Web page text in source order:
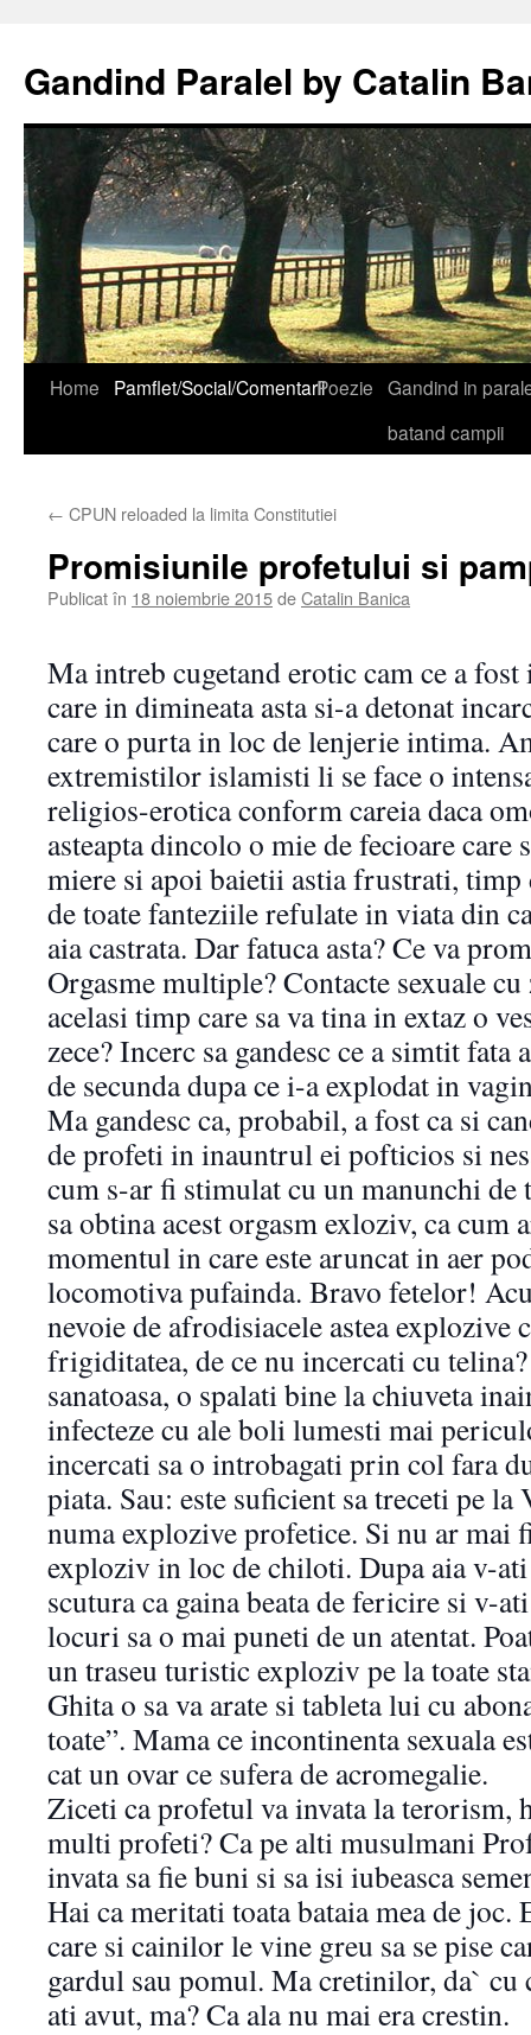
Gandind Paralel by Catalin
Sari
Home Pamflet/Social/ComentariiPoezie Gandind in
batand campii
← CPUN reloaded la limita Constitutiei
Promisiunile profetului si
Publicat în 18 noiembrie 2015deCatalin Banica
Ma intreb cugetand erotic cam ce a
care in dimineata asta si-a detonat
care o purta in loc de lenjerie intima.
extremistilor islamisti li se face o
religios-erotica conform careia daca
asteapta dincolo o mie de fecioare care
miere si apoi baietii astia frustrati, timp
de toate fanteziile refulate in viata din
aia castrata. Dar fatuca asta? Ce va
Orgasme multiple? Contacte sexuale
acelasi timp care sa va tina in extaz o
zece? Incerc sa gandesc ce a simtit
de secunda dupa ce i-a explodat in
Ma gandesc ca, probabil, a fost ca si
de profeti in inauntrul ei pofticios si
cum s-ar fi stimulat cu un manunchi de
sa obtina acest orgasm exloziv, ca
momentul in care este aruncat in aer
locomotiva pufainda. Bravo fetelor!
nevoie de afrodisiacele astea explozive
frigiditatea, de ce nu incercati cu
sanatoasa, o spalati bine la chiuveta
infecteze cu ale boli lumesti mai
incercati sa o introbagati prin col fara
piata. Sau: este suficient sa treceti pe
numa explozive profetice. Si nu ar mai
exploziv in loc de chiloti. Dupa aia v-
scutura ca gaina beata de fericire si v-
locuri sa o mai puneti de un atentat.
un traseu turistic exploziv pe la toate
Ghita o sa va arate si tableta lui cu
toate”. Mama ce incontinenta sexuala
cat un ovar ce sufera de acromegalie.
Ziceti ca profetul va invata la terorism,
multi profeti? Ca pe alti musulmani
invata sa fie buni si sa isi iubeasca
Hai ca meritati toata bataia mea de joc.
care si cainilor le vine greu sa se pise
gardul sau pomul. Ma cretinilor, da` cu
ati avut, ma? Ca ala nu mai era crestin.